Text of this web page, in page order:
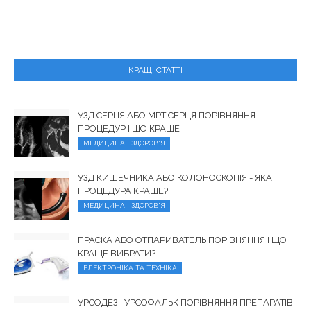
КРАЩІ СТАТТІ
УЗД СЕРЦЯ АБО МРТ СЕРЦЯ ПОРІВНЯННЯ
ПРОЦЕДУР І ЩО КРАЩЕ
МЕДИЦИНА І ЗДОРОВ'Я
УЗД КИШЕЧНИКА АБО КОЛОНОСКОПІЯ - ЯКА
ПРОЦЕДУРА КРАЩЕ?
МЕДИЦИНА І ЗДОРОВ'Я
ПРАСКА АБО ОТПАРИВАТЕЛЬ ПОРІВНЯННЯ І ЩО
КРАЩЕ ВИБРАТИ?
ЕЛЕКТРОНІКА ТА ТЕХНІКА
УРСОДЕЗ І УРСОФАЛЬК ПОРІВНЯННЯ ПРЕПАРАТІВ І